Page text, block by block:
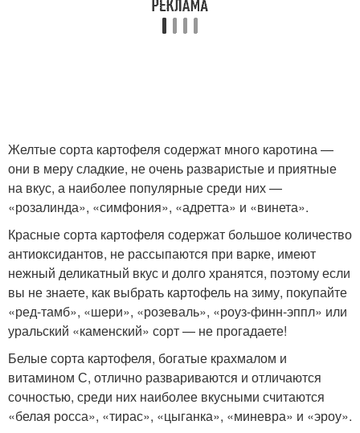
Желтые сорта картофеля содержат много каротина —
они в меру сладкие, не очень разваристые и приятные
на вкус, а наиболее популярные среди них —
«розалинда», «симфония», «адретта» и «винета».
Красные сорта картофеля содержат большое количество
антиоксидантов, не рассыпаются при варке, имеют
нежный деликатный вкус и долго хранятся, поэтому если
вы не знаете, как выбрать картофель на зиму, покупайте
«ред-тамб», «шери», «розеваль», «роуз-финн-эппл» или
уральский «каменский» сорт — не прогадаете!
Белые сорта картофеля, богатые крахмалом и
витамином С, отлично развариваются и отличаются
сочностью, среди них наиболее вкусными считаются
«белая росса», «тирас», «цыганка», «миневра» и «эроу».